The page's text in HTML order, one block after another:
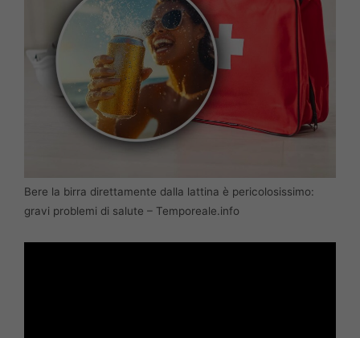
Bere la birra direttamente dalla lattina è pericolosissimo:
gravi problemi di salute – Temporeale.info